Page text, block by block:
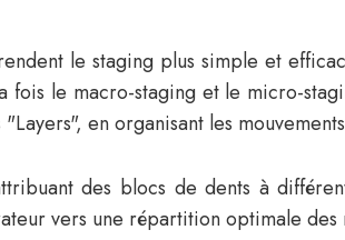
le staging plus simple et
le macro-staging et le micro-
en organisant les
des blocs de dents à
vers une répartition optimale des